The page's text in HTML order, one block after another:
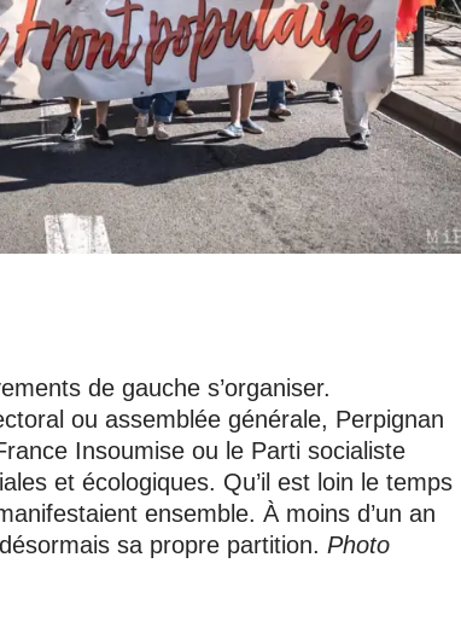
de gauche s’organiser.
ou assemblée générale, Perpignan
Insoumise ou le Parti socialiste
et écologiques. Qu’il est loin le temps
ensemble. À moins d’un an
sa propre partition. Photo